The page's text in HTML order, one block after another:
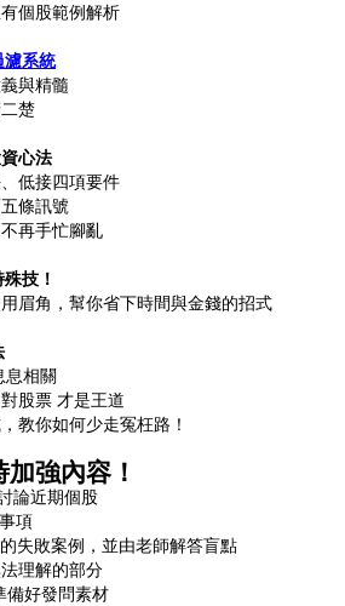
個股範例解析
濾系統
與精髓
楚
心法
低接四項要件
條訊號
再手忙腳亂
技！
眉角，幫你省下時間與金錢的招式
息相關
股票 才是王道
教你如何少走冤枉路！
強內容！
論近期個股
項
失敗案例，並由老師解答盲點
理解的部分
備好發問素材